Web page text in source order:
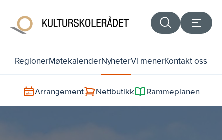
RegionerMøtekalenderNyheterVi menerKontakt oss
Arrangement Nettbutikk Rammeplanen